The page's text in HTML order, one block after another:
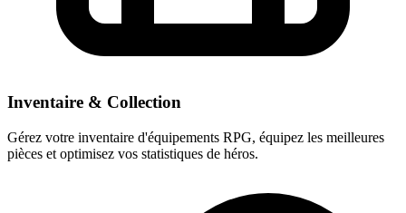
Inventaire & Collection
Gérez votre inventaire d'équipements RPG, équipez les meilleures
pièces et optimisez vos statistiques de héros.